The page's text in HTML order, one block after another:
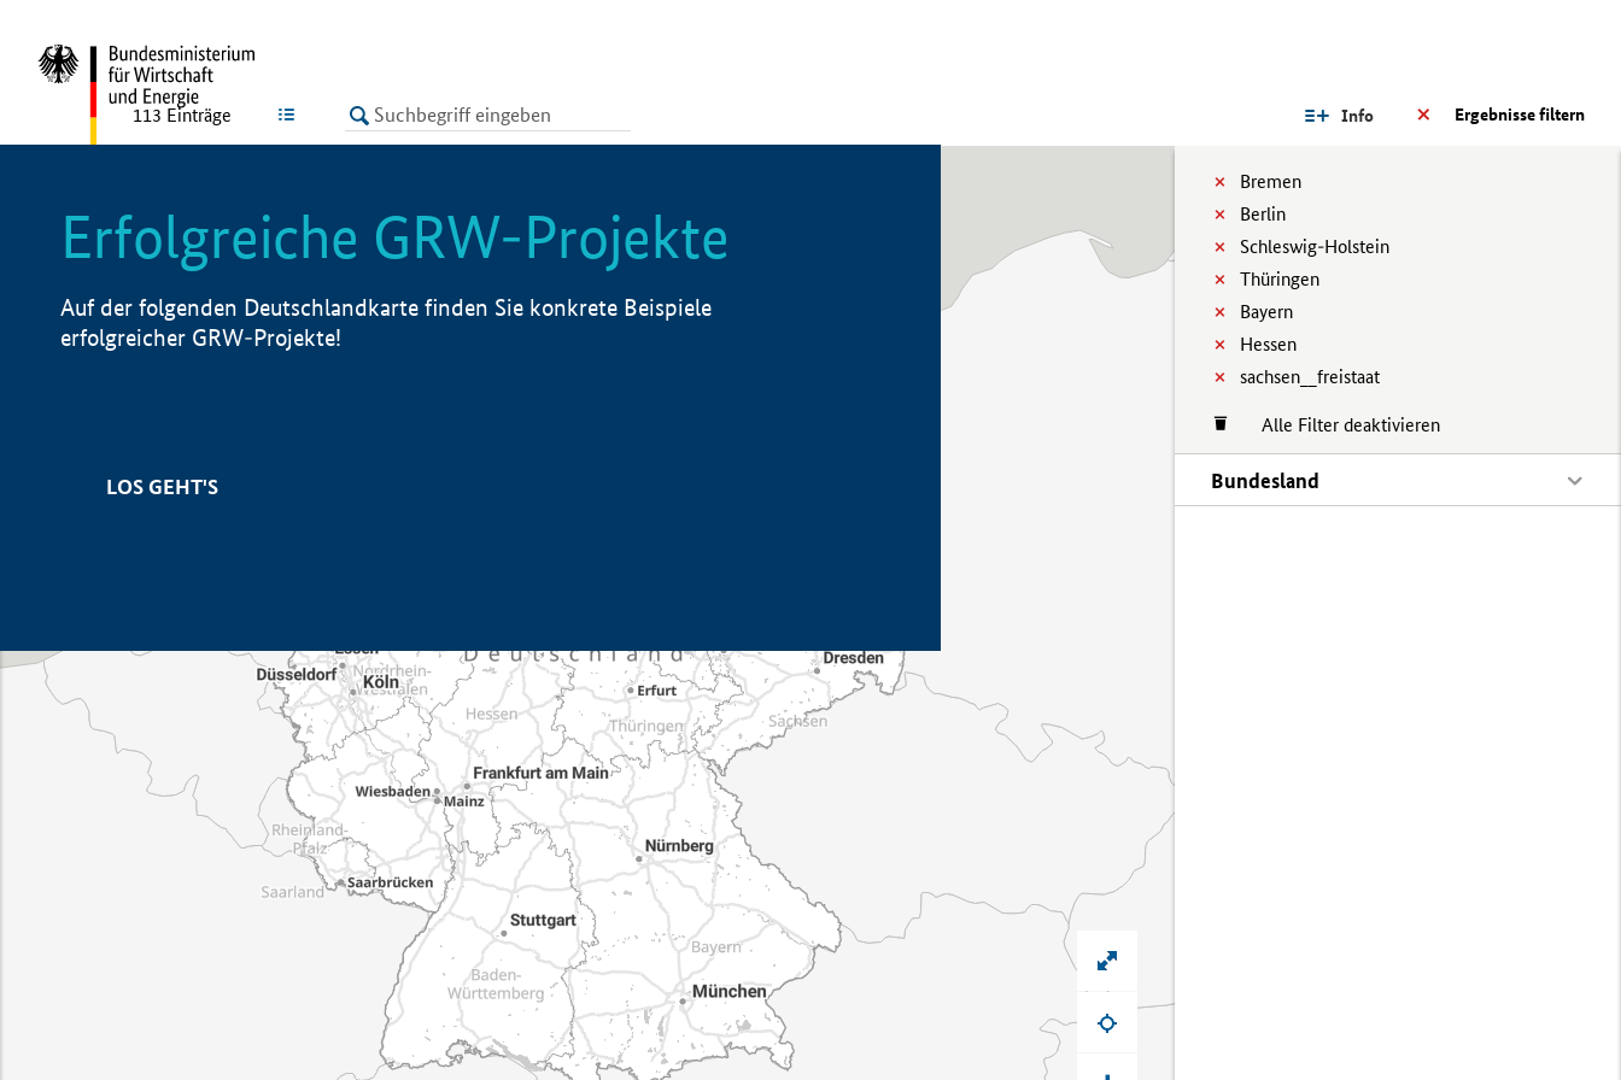
LISTE Ergebnisse filtern
Info
Bremen
Berlin
Schleswig-Holstein
Thüringen
Bayern
Hessen
sachsen__freistaat
Alle Filter deaktivieren
Bundesland
113 Einträge
Erfolgreiche GRW-Projekte
Auf der folgenden Deutschlandkarte finden Sie konkrete Beispiele
erfolgreicher GRW-Projekte!
LOS GEHT'S